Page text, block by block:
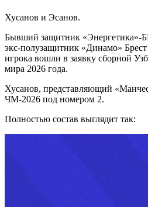
Хусанов и Эсанов.
Бывший защитник «Энергетика»-
экс-полузащитник «Динамо»
игрока вошли в заявку сборной
мира 2026 года.
Хусанов, представляющий
ЧМ-2026 под номером 2.
Полностью состав выглядит так: